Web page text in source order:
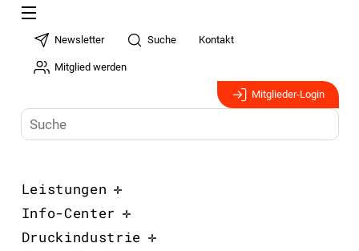
Newsletter Suche Kontakt
Mitglied werden
Mitglieder-Login
Leistungen
Info-Center
Druckindustrie